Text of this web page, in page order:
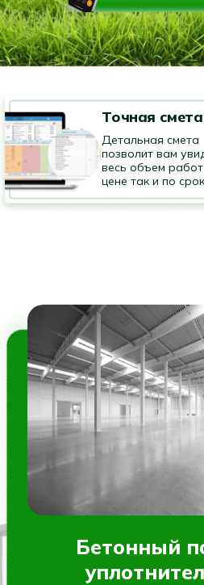
Точная смета
Детальная смета
позволит вам
весь объем
цене так и по
Бетонный